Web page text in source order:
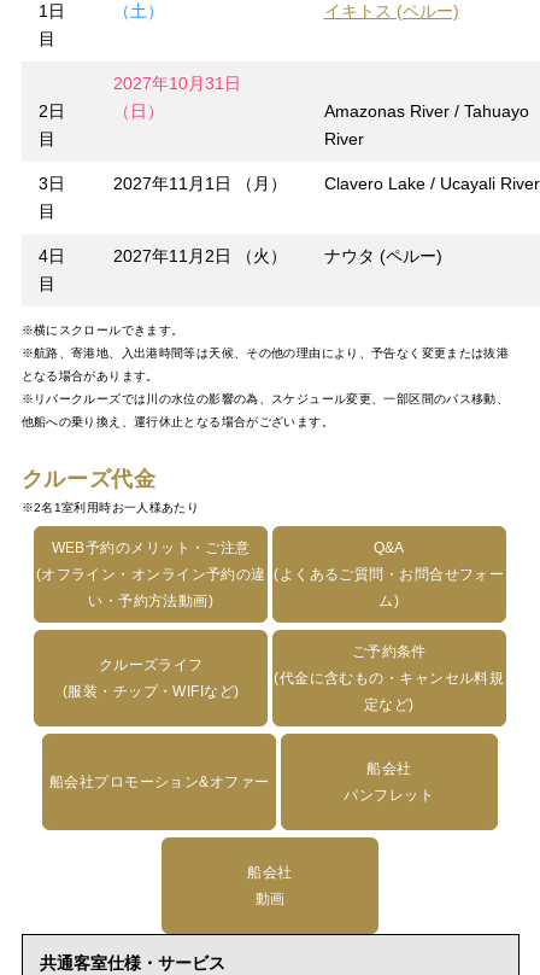
1日
目
（土） イキトス (ペルー)
2日
目
2027年10月31日
（日）
Amazonas River / Tahuayo
River
3日
目
2027年11月1日 （月） Clavero Lake / Ucayali River
4日
目
2027年11月2日 （火） ナウタ (ペルー)
※横にスクロールできます。
※航路、寄港地、入出港時間等は天候、その他の理由により、予告なく変更または抜港
となる場合があります。
※リバークルーズでは川の水位の影響の為、スケジュール変更、一部区間のバス移動、
他船への乗り換え、運行休止となる場合がございます。
クルーズ代金
※2名1室利用時お一人様あたり
WEB予約のメリット・ご注意
(オフライン・オンライン予約の違
い・予約方法動画)
Q&A
(よくあるご質問・お問合せフォー
ム)
クルーズライフ
(服装・チップ・WIFIなど)
ご予約条件
(代金に含むもの・キャンセル料規
定など)
船会社プロモーション&オファー
船会社
パンフレット
船会社
動画
共通客室仕様・サービス